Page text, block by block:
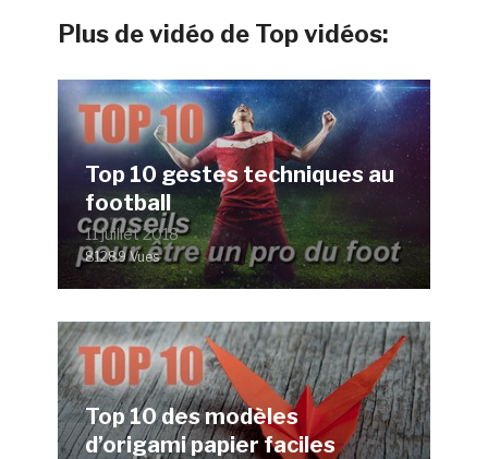
Plus de vidéo de Top vidéos:
Top 10 gestes techniques au
football
11 juillet 2018
81289 Vues
Top 10 des modèles
d’origami papier faciles